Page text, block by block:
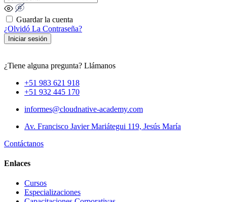
Guardar la cuenta
¿Olvidó La Contraseña?
Iniciar sesión
¿Tiene alguna pregunta? Llámanos
+51 983 621 918
+51 932 445 170
informes@cloudnative-academy.com
Av. Francisco Javier Mariátegui 119, Jesús María
Contáctanos
Enlaces
Cursos
Especializaciones